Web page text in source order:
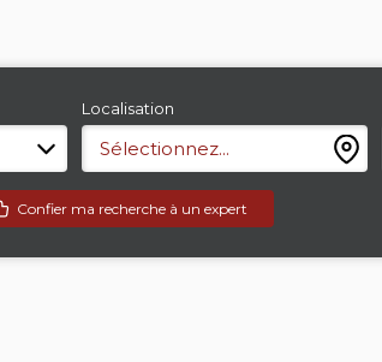
Localisation
Sélectionnez...
Confier ma recherche à un expert